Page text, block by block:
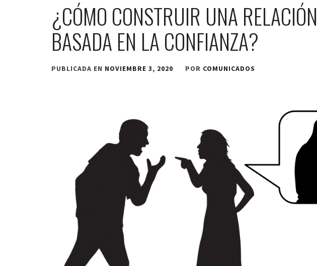
¿CÓMO CONSTRUIR UNA RELACIÓN
BASADA EN LA CONFIANZA?
PUBLICADA EN NOVIEMBRE 3, 2020 POR COMUNICADOS